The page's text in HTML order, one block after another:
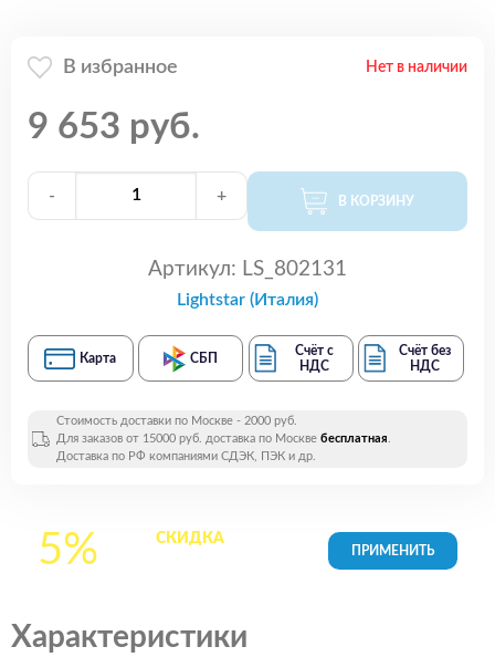
В избранное Нет в наличии
9 653 руб.
- + В КОРЗИНУ
Артикул: LS_802131
Lightstar (Италия)
Карта СБП
Счёт с
НДС
Счёт без
НДС
Стоимость доставки по Москве - 2000 руб.
Для заказов от 15000 руб. доставка по Москве бесплатная.
Доставка по РФ компаниями СДЭК, ПЭК и др.
5% СКИДКАна все
Характеристики